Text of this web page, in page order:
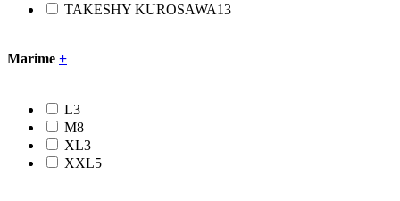
TAKESHY KUROSAWA13
Marime +
L3
M8
XL3
XXL5